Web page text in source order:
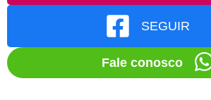
SEGUIR
Fale conosco